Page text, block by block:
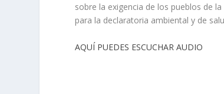
sobre la exigencia de los pueblos de
para la declaratoria ambiental y de
AQUÍ PUEDES ESCUCHAR AUDIO